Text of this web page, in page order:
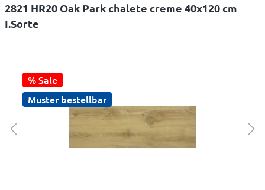
2821 HR20 Oak Park chalete creme 40x120 cm
I.Sorte
% Sale
Muster bestellbar